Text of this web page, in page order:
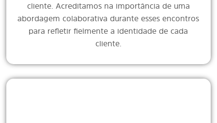
cliente. Acreditamos na importância de uma
abordagem colaborativa durante esses encontros
para refletir fielmente a identidade de cada
cliente.